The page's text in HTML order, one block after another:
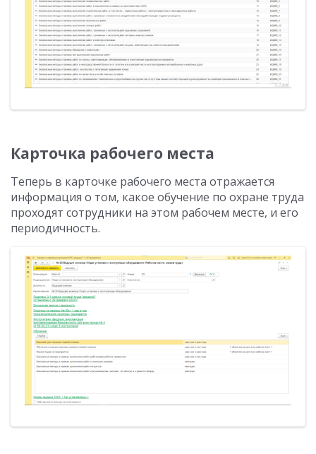
Карточка рабочего места
Теперь в карточке рабочего места отражается
информация о том, какое обучение по охране труда
проходят сотрудники на этом рабочем месте, и его
периодичность.